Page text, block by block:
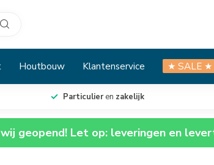
Houtbouw Klantenservice ★ SALE ★
Particulieren zakelijk
geopend! Let op: leveringen en